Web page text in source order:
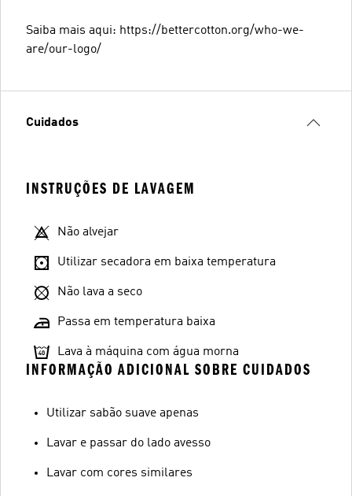
Saiba mais aqui: https://bettercotton.org/who-we-
are/our-logo/
Cuidados
INSTRUÇÕES DE LAVAGEM
Não alvejar
Utilizar secadora em baixa temperatura
Não lava a seco
Passa em temperatura baixa
Lava à máquina com água morna
INFORMAÇÃO ADICIONAL SOBRE CUIDADOS
Utilizar sabão suave apenas
Lavar e passar do lado avesso
Lavar com cores similares